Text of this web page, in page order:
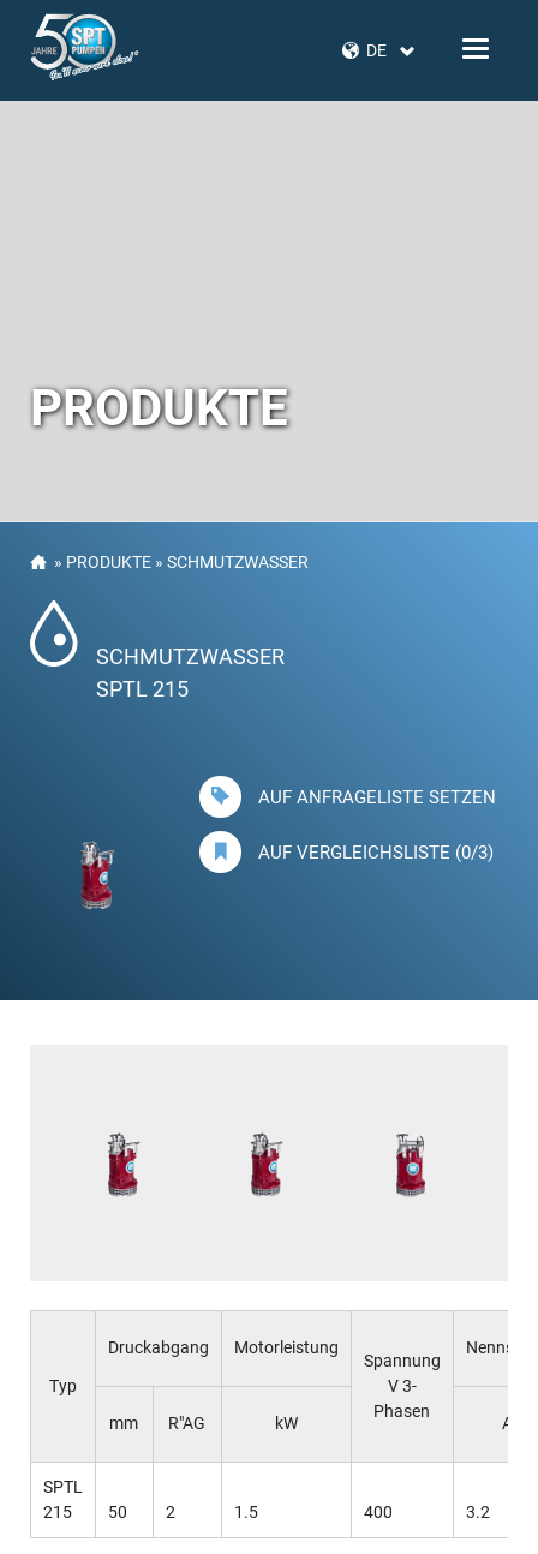
DE
PRODUKTE
» PRODUKTE »SCHMUTZWASSER
SCHMUTZWASSER
SPTL 215
AUF ANFRAGELISTE SETZEN
AUF VERGLEICHSLISTE (0/3)
Typ
Druckabgang Motorleistung
Spannung
V 3-
Phasen
mm R"AG kW A
SPTL
215
50 2 1.5 400 3.2